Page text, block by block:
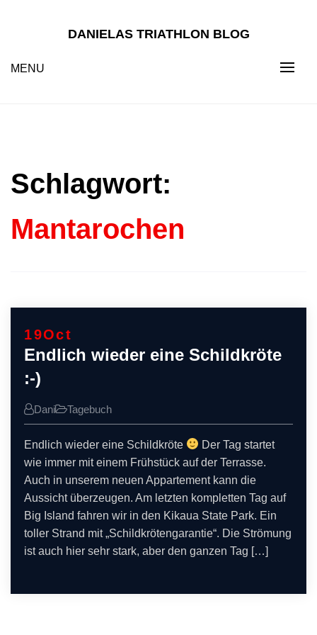
DANIELAS TRIATHLON BLOG
MENU
Schlagwort:
Mantarochen
19Oct
Endlich wieder eine Schildkröte
:-)
Dani Tagebuch
Endlich wieder eine Schildkröte
Der Tag startet
wie immer mit einem Frühstück auf der Terrasse.
Auch in unserem neuen Appartement kann die
Aussicht überzeugen. Am letzten kompletten Tag auf
Big Island fahren wir in den Kikaua State Park. Ein
toller Strand mit „Schildkrötengarantie“. Die Strömung
ist auch hier sehr stark, aber den ganzen Tag […]